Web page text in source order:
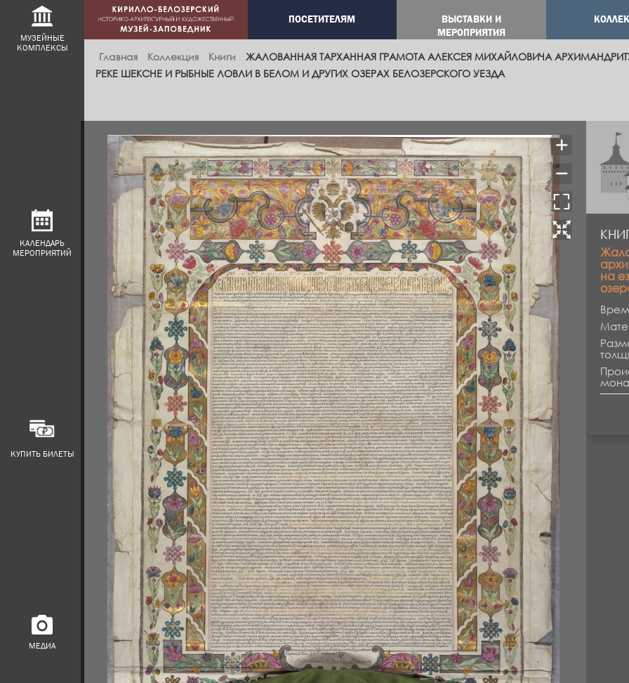
МУЗЕЙНЫЕ
КОМПЛЕКСЫ
КАЛЕНДАРЬ
МЕРОПРИЯТИЙ
КУПИТЬ БИЛЕТЫ
МЕДИА
Main
navigation
ПОСЕТИТЕЛЯМ
ВЫСТАВКИ И
МЕРОПРИЯТИЯ
Главная Коллекция Книги
ЖАЛОВАННАЯ ТАРХАННАЯ ГРАМОТА АЛЕКСЕЯ МИХАЙЛОВИЧА
РЕКЕ ШЕКСНЕ И РЫБНЫЕ ЛОВЛИ В БЕЛОМ И ДРУГИХ ОЗЕРАХ БЕЛОЗЕРСКОГО УЕЗДА
на